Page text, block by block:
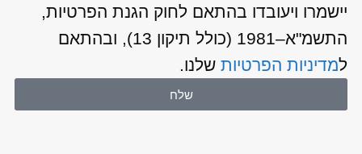
יישמרו ויעובדו בהתאם לחוק הגנת הפרטיות,
התשמ"א–1981 (כולל תיקון 13), ובהתאם
למדיניות הפרטיותשלנו.
שלח